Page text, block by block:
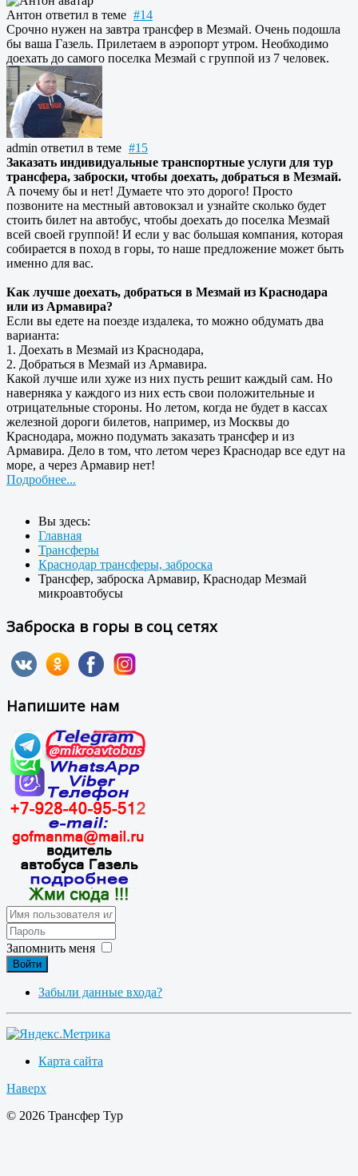
Антон ответил в теме #14
Срочно нужен на завтра трансфер в Мезмай. Очень подошла
бы ваша Газель. Прилетаем в аэропорт утром. Необходимо
доехать до самого поселка Мезмай с группой из 7 человек.
admin ответил в теме #15
Заказать индивидуальные транспортные услуги для тур
трансфера, заброски, чтобы доехать, добраться в Мезмай.
А почему бы и нет! Думаете что это дорого! Просто
позвоните на местный автовокзал и узнайте сколько будет
стоить билет на автобус, чтобы доехать до поселка Мезмай
всей своей группой! И если у вас большая компания, которая
собирается в поход в горы, то наше предложение может быть
именно для вас.
Как лучше доехать, добраться в Мезмай из Краснодара
или из Армавира?
Если вы едете на поезде издалека, то можно обдумать два
варианта:
1. Доехать в Мезмай из Краснодара,
2. Добраться в Мезмай из Армавира.
Какой лучше или хуже из них пусть решит каждый сам. Но
наверняка у каждого из них есть свои положительные и
отрицательные стороны. Но летом, когда не будет в кассах
железной дороги билетов, например, из Москвы до
Краснодара, можно подумать заказать трансфер и из
Армавира. Дело в том, что летом через Краснодар все едут на
море, а через Армавир нет!
Подробнее...
Вы здесь:
Главная
Трансферы
Краснодар трансферы, заброска
Трансфер, заброска Армавир, Краснодар Мезмай
микроавтобусы
Заброска в горы в соц сетях
Напишите нам
Запомнить меня
Войти
Забыли данные входа?
Карта сайта
Наверх
© 2026 Трансфер Тур